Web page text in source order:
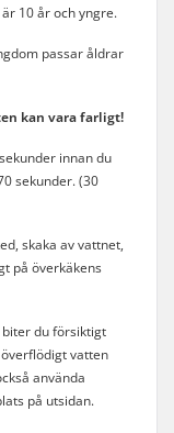
10 år och yngre.
passar åldrar
kan vara farligt!
innan du
sekunder. (30
skaka av vattnet,
på överkäkens
du försiktigt
vatten
använda
på utsidan.